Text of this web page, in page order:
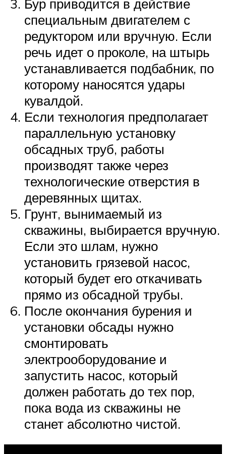
Бур приводится в действие
специальным двигателем с
редуктором или вручную. Если
речь идет о проколе, на штырь
устанавливается подбабник, по
которому наносятся удары
кувалдой.
Если технология предполагает
параллельную установку
обсадных труб, работы
производят также через
технологические отверстия в
деревянных щитах.
Грунт, вынимаемый из
скважины, выбирается вручную.
Если это шлам, нужно
установить грязевой насос,
который будет его откачивать
прямо из обсадной трубы.
После окончания бурения и
установки обсады нужно
смонтировать
электрооборудование и
запустить насос, который
должен работать до тех пор,
пока вода из скважины не
станет абсолютно чистой.